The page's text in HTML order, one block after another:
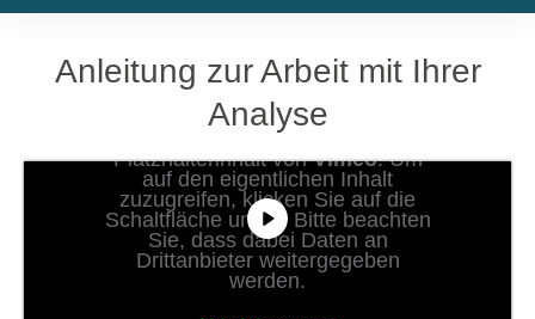
Anleitung zur Arbeit mit Ihrer
Analyse
Sie sehen gerade einen
Platzhalterinhalt vonVimeo. Um
auf den eigentlichen Inhalt
zuzugreifen, klicken Sie auf die
Schaltfläche unten. Bitte beachten
Sie, dass dabei Daten an
Drittanbieter weitergegeben
werden.